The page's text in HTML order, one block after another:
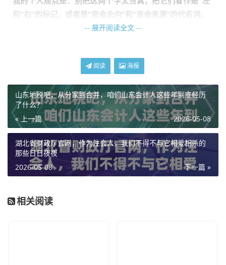
和“右”的标记，或者是“资金去向”和“资金来源”的代名词。
想象一下,你手里有一个钱包。
在增加或转化，这就是“借”在记录资产的变动。
益），要么是你借别人的（负债），这就是“贷”在记录
来源。
为了让你彻底明白,我们来看看老王的故事。
筹资阶段：钱从哪里来？
老王是个资深面点师，决定辞职创业，开一家“老王私房
老王和老婆投入了家庭积蓄 80 万元。
-- 展开阅读全文 --
阅读 海报
山东地税吧，从分家到合并，咱们山东会计人这些年到底经历
了什么？
« 上一篇
2026-05-08
湖北省财政厅官网，作为注会人，我们不得不与它相爱相杀的
那些日日夜夜
下一篇 »
2026-05-08
相关阅读